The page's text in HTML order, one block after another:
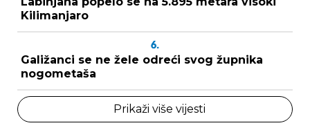
Kilimanjaro
6.
Galižanci se ne žele odreći svog župnika
nogometaša
Prikaži više vijesti